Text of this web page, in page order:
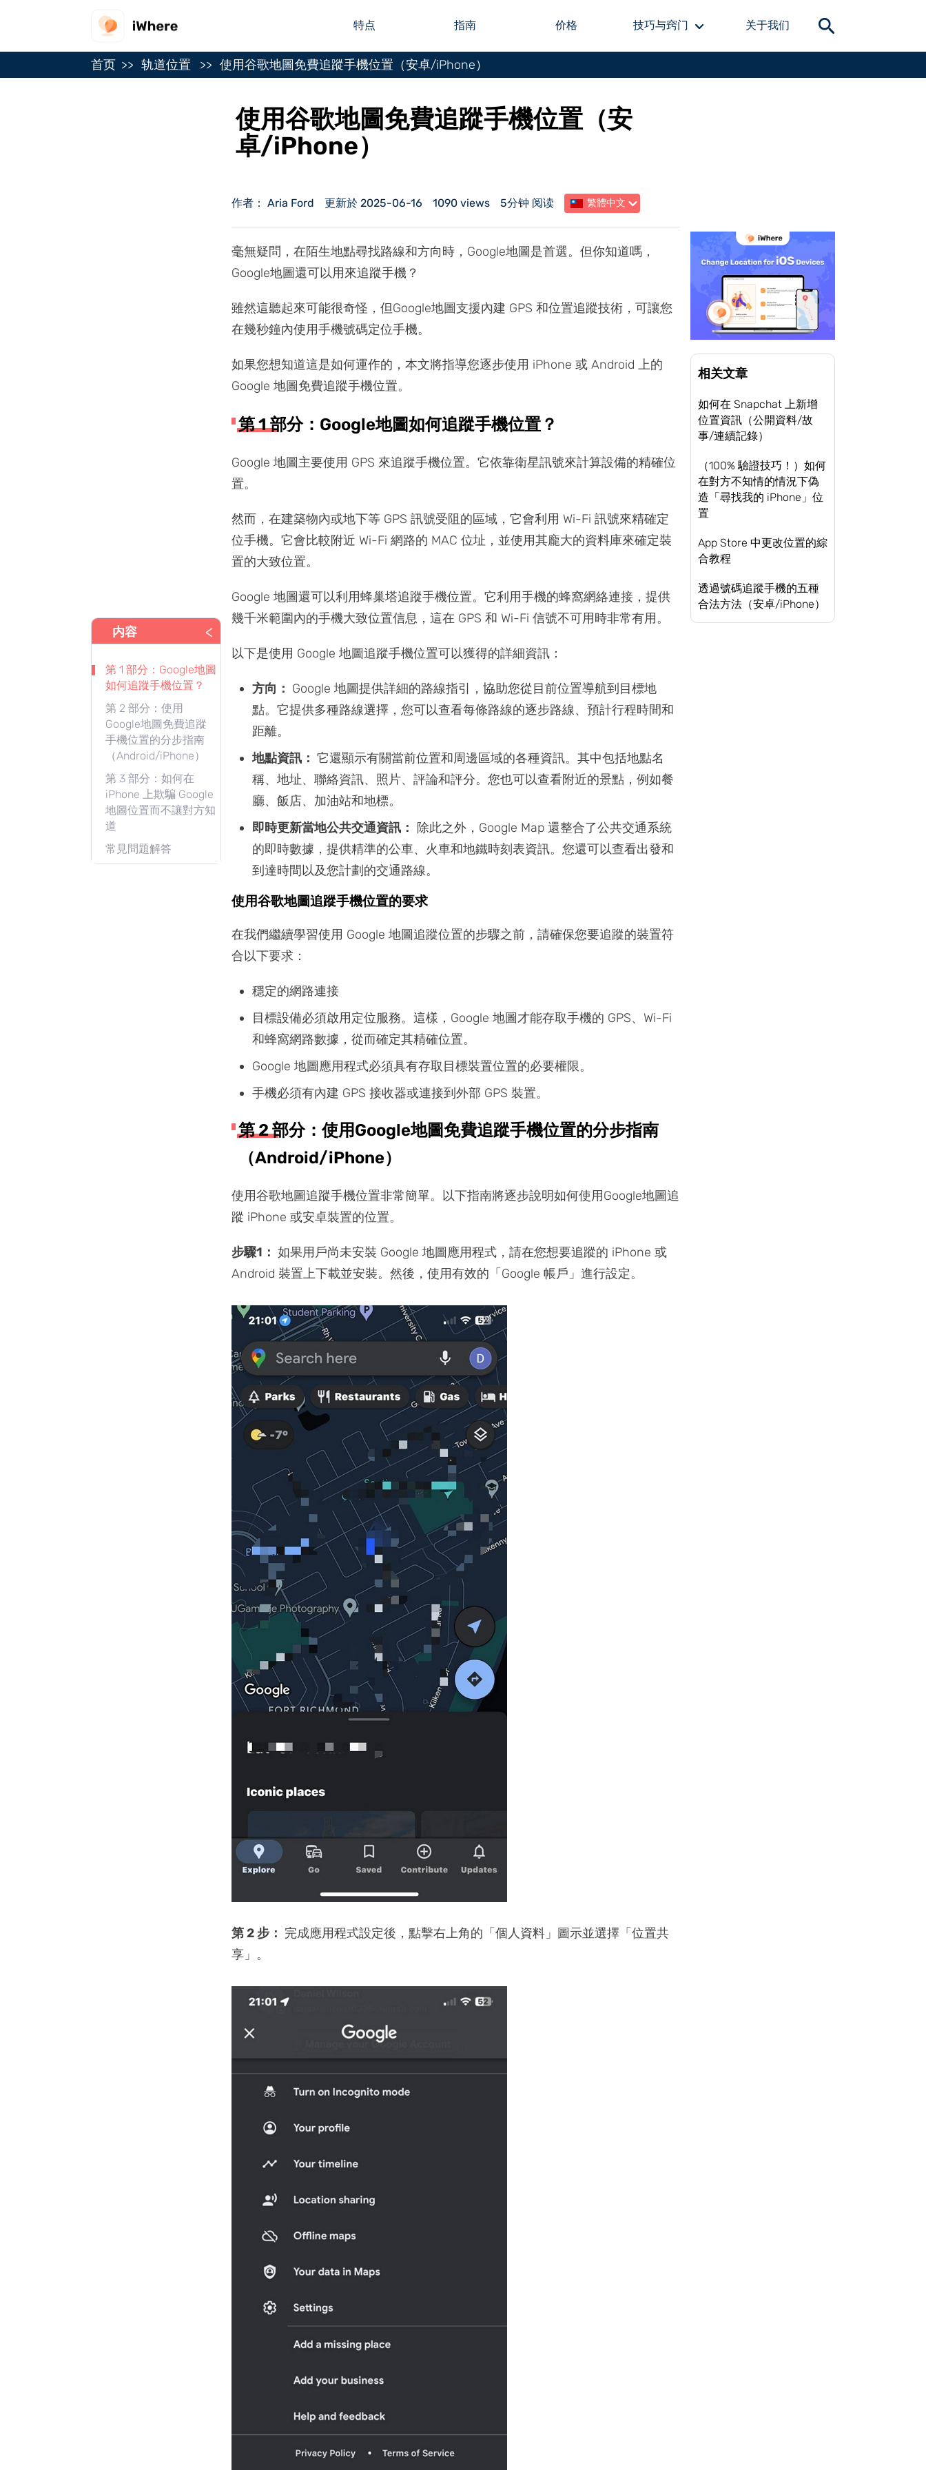
特点 指南 价格 技巧与窍门 关于我们
首页 轨道位置 使用谷歌地圖免費追蹤手機位置（安卓/iPhone）
使用谷歌地圖免費追蹤手機位置（安
卓/iPhone）
内容 <
第 1 部分：Google地圖
如何追蹤手機位置？
第 2 部分：使用
Google地圖免費追蹤
手機位置的分步指南
（Android/iPhone）
第 3 部分：如何在
iPhone 上欺騙 Google
地圖位置而不讓對方知
道
常見問題解答
作者： Aria Ford 更新於 2025-06-16 1090 views 5分钟 阅读 繁體中文
毫無疑問，在陌生地點尋找路線和方向時，Google地圖是首選。但你知道嗎，
Google地圖還可以用來追蹤手機？
雖然這聽起來可能很奇怪，但Google地圖支援內建 GPS 和位置追蹤技術，可讓您
在幾秒鐘內使用手機號碼定位手機。
如果您想知道這是如何運作的，本文將指導您逐步使用 iPhone 或 Android 上的
Google 地圖免費追蹤手機位置。
第 1 部分：Google地圖如何追蹤手機位置？
Google 地圖主要使用 GPS 來追蹤手機位置。它依靠衛星訊號來計算設備的精確位
置。
然而，在建築物內或地下等 GPS 訊號受阻的區域，它會利用 Wi-Fi 訊號來精確定
位手機。它會比較附近 Wi-Fi 網路的 MAC 位址，並使用其龐大的資料庫來確定裝
置的大致位置。
Google 地圖還可以利用蜂巢塔追蹤手機位置。它利用手機的蜂窩網絡連接，提供
幾千米範圍內的手機大致位置信息，這在 GPS 和 Wi-Fi 信號不可用時非常有用。
以下是使用 Google 地圖追蹤手機位置可以獲得的詳細資訊：
方向： Google 地圖提供詳細的路線指引，協助您從目前位置導航到目標地
點。它提供多種路線選擇，您可以查看每條路線的逐步路線、預計行程時間和
距離。
地點資訊： 它還顯示有關當前位置和周邊區域的各種資訊。其中包括地點名
稱、地址、聯絡資訊、照片、評論和評分。您也可以查看附近的景點，例如餐
廳、飯店、加油站和地標。
即時更新當地公共交通資訊：
除此之外，Google Map 還整合了公共交通系統
的即時數據，提供精準的公車、火車和地鐵時刻表資訊。您還可以查看出發和
到達時間以及您計劃的交通路線。
使用谷歌地圖追蹤手機位置的要求
在我們繼續學習使用 Google 地圖追蹤位置的步驟之前，請確保您要追蹤的裝置符
合以下要求：
穩定的網路連接
目標設備必須啟用定位服務。這樣，Google 地圖才能存取手機的 GPS、Wi-Fi
和蜂窩網路數據，從而確定其精確位置。
Google 地圖應用程式必須具有存取目標裝置位置的必要權限。
手機必須有內建 GPS 接收器或連接到外部 GPS 裝置。
第 2 部分：使用Google地圖免費追蹤手機位置的分步指南
（Android/iPhone）
使用谷歌地圖追蹤手機位置非常簡單。以下指南將逐步說明如何使用Google地圖追
蹤 iPhone 或安卓裝置的位置。
步驟1： 如果用戶尚未安裝 Google 地圖應用程式，請在您想要追蹤的 iPhone 或
Android 裝置上下載並安裝。然後，使用有效的「Google 帳戶」進行設定。
第 2 步： 完成應用程式設定後，點擊右上角的「個人資料」圖示並選擇「位置共
享」。
相关文章
如何在 Snapchat 上新增
位置資訊（公開資料/故
事/連續記錄）
（100% 驗證技巧！）如何
在對方不知情的情況下偽
造「尋找我的 iPhone」位
置
App Store 中更改位置的綜
合教程
透過號碼追蹤手機的五種
合法方法（安卓/iPhone）